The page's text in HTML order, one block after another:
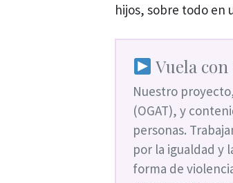
hijos, sobre todo en
Vuela
Nuestro
(OGAT), y
personas.
por la igualdad y
forma de